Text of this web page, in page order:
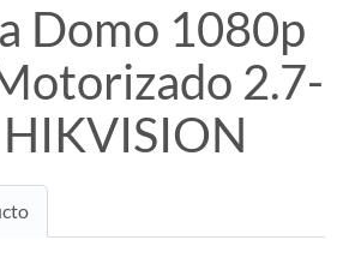
Domo 1080p
2.7-